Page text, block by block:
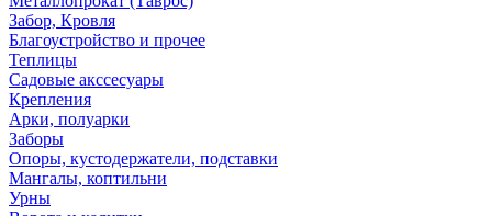
Забор, Кровля
Благоустройство и прочее
Теплицы
Садовые акссесуары
Крепления
Арки, полуарки
Заборы
Опоры, кустодержатели, подставки
Мангалы, коптильни
Урны